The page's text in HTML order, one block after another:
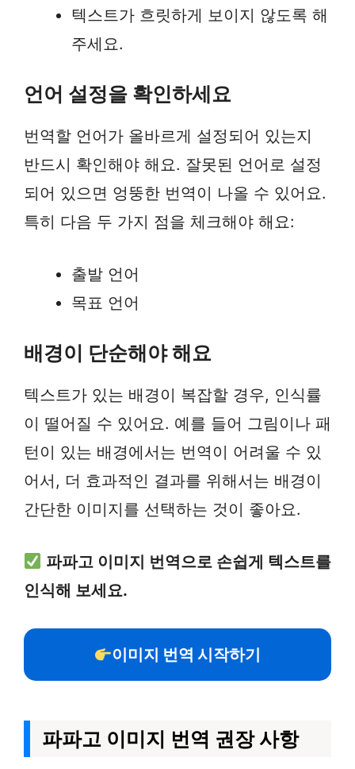
텍스트가 흐릿하게 보이지 않도록 해
주세요.
언어 설정을 확인하세요
번역할 언어가 올바르게 설정되어 있는지
반드시 확인해야 해요. 잘못된 언어로 설정
되어 있으면 엉뚱한 번역이 나올 수 있어요.
특히 다음 두 가지 점을 체크해야 해요:
출발 언어
목표 언어
배경이 단순해야 해요
텍스트가 있는 배경이 복잡할 경우, 인식률
이 떨어질 수 있어요. 예를 들어 그림이나 패
턴이 있는 배경에서는 번역이 어려울 수 있
어서, 더 효과적인 결과를 위해서는 배경이
간단한 이미지를 선택하는 것이 좋아요.
파파고 이미지 번역으로 손쉽게 텍스트를
인식해 보세요.
이미지 번역 시작하기
파파고 이미지 번역 권장 사항